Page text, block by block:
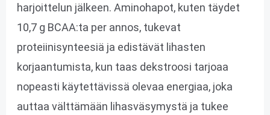
harjoittelun jälkeen. Aminohapot, kuten täydet
10,7 g BCAA:ta per annos, tukevat
proteiinisynteesiä ja edistävät lihasten
korjaantumista, kun taas dekstroosi tarjoaa
nopeasti käytettävissä olevaa energiaa, joka
auttaa välttämään lihasväsymystä ja tukee